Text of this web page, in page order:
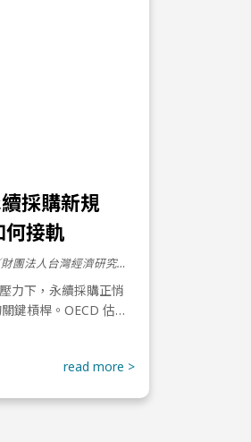
採購新規
接軌
作者：陳盈棻／財團法人台灣經濟研究院 專案經理
力下，永續採購正悄
鍵槓桿。OECD 估
可達 30%。當「政府
read more >